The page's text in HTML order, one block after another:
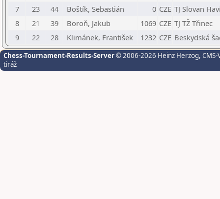
7
23 44 Boštík, Sebastián 0 CZE TJ Slovan
8
21 39 Boroň, Jakub 1069 CZE TJ TŽ Třinec
9
22 28 Klimánek, František 1232 CZE Beskydská
Chess-Tournament-Results-Server© 2006-2026 Heinz Herzog,
tiráž